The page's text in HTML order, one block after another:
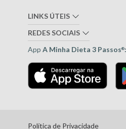
LINKS ÚTEIS
REDES SOCIAIS
App A Minha Dieta 3 Passos®:
Política de Privacidade